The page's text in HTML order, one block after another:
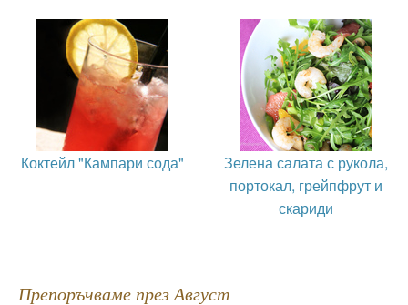
Коктейл "Кампари сода"
Зелена салата с рукола,
портокал, грейпфрут и
скариди
Препоръчваме през Август